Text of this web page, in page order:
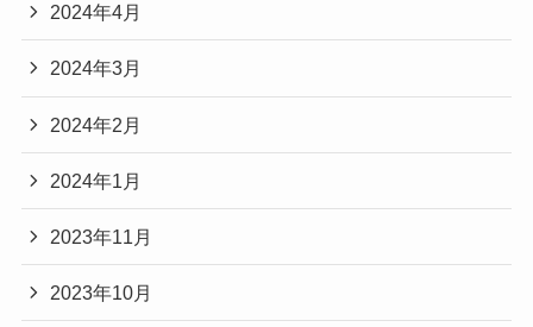
2024年4月
2024年3月
2024年2月
2024年1月
2023年11月
2023年10月